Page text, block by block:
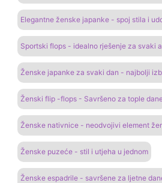
Elegantne ženske japanke - spoj stila i
Sportski flops - idealno rješenje za svaki
Ženske japanke za svaki dan - najbolji
Ženski flip -flops - Savršeno za tople
Ženske nativnice - neodvojivi element
Ženske puzeće - stil i utjeha u jednom
Ženske espadrile - savršene za ljetne